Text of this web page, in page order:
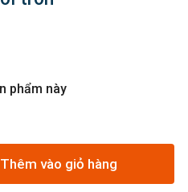
phẩm này
Thêm vào giỏ hàng